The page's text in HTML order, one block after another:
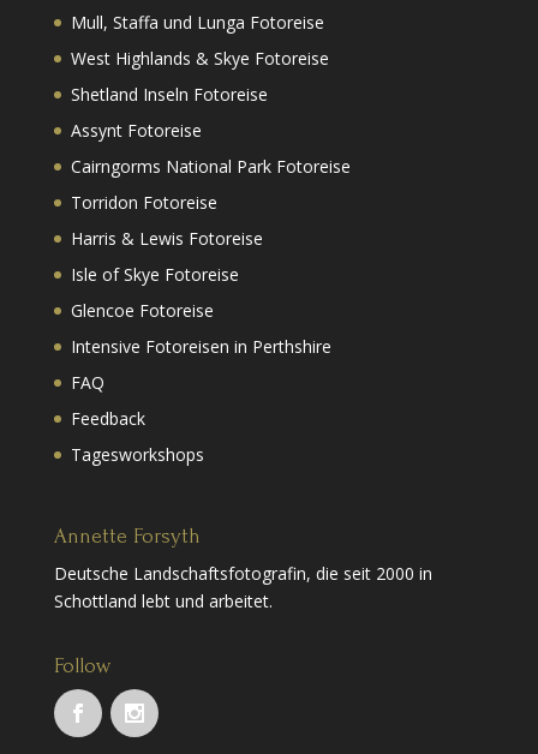
Mull, Staffa und Lunga Fotoreise
West Highlands & Skye Fotoreise
Shetland Inseln Fotoreise
Assynt Fotoreise
Cairngorms National Park Fotoreise
Torridon Fotoreise
Harris & Lewis Fotoreise
Isle of Skye Fotoreise
Glencoe Fotoreise
Intensive Fotoreisen in Perthshire
FAQ
Feedback
Tagesworkshops
Annette Forsyth
Deutsche Landschaftsfotografin, die seit 2000 in
Schottland lebt und arbeitet.
Follow